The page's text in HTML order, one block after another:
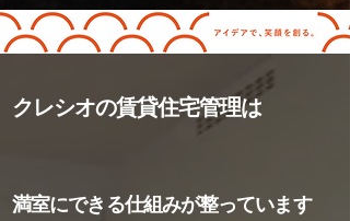
クレシオの賃貸住宅管理は
満室にできる仕組みが整っています